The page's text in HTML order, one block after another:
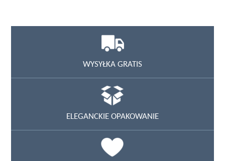
WYSYŁKA GRATIS
ELEGANCKIE OPAKOWANIE